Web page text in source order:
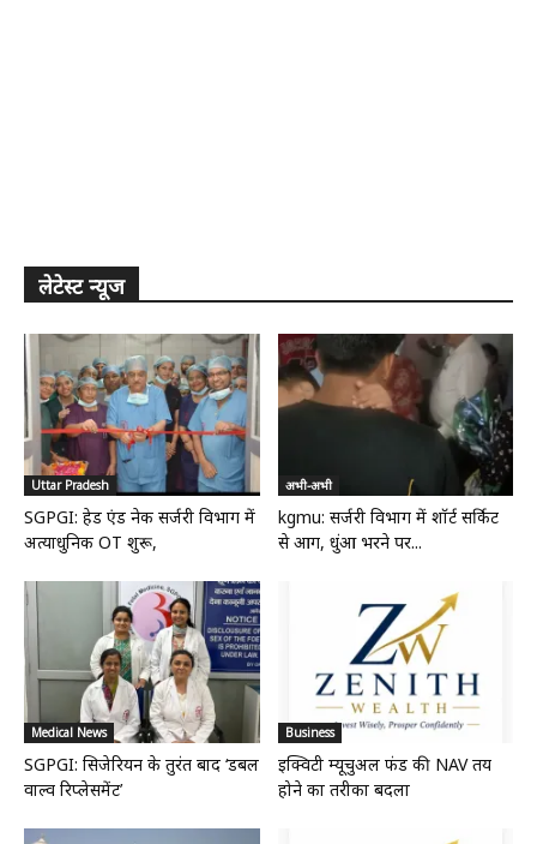
लेटेस्ट न्यूज
Uttar Pradesh
SGPGI: हेड एंड नेक सर्जरी विभाग में
अत्याधुनिक OT शुरू,
अभी-अभी
kgmu: सर्जरी विभाग में शॉर्ट सर्किट
से आग, धुंआ भरने पर...
Medical News
SGPGI: सिजेरियन के तुरंत बाद ‘डबल
वाल्व रिप्लेसमेंट’
Business
इक्विटी म्यूचुअल फंड की NAV तय
होने का तरीका बदला